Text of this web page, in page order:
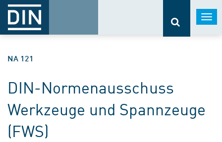
NA 121
DIN-Normenausschuss
Werkzeuge und Spannzeuge
(FWS)